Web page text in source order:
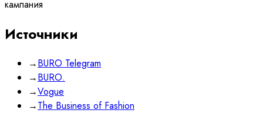
кампания
Источники
→BURO Telegram
→BURO.
→Vogue
→The Business of Fashion